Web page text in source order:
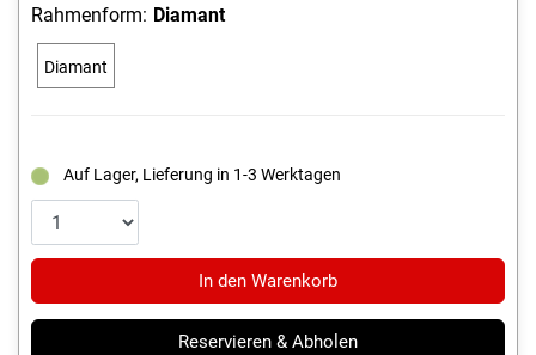
Rahmenform: Diamant
Diamant
Auf Lager, Lieferung in 1-3 Werktagen
In den Warenkorb
Reservieren & Abholen